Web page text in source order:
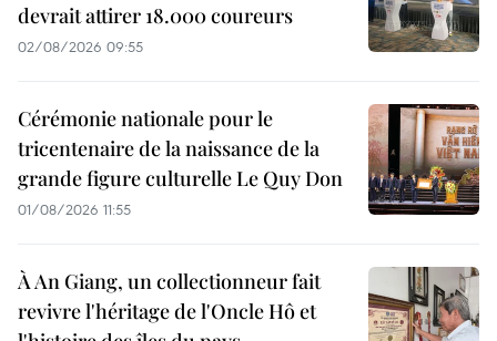
devrait attirer 18.000 coureurs
02/08/2026 09:55
Cérémonie nationale pour le
tricentenaire de la naissance de la
grande figure culturelle Le Quy Don
01/08/2026 11:55
À An Giang, un collectionneur fait
revivre l'héritage de l'Oncle Hô et